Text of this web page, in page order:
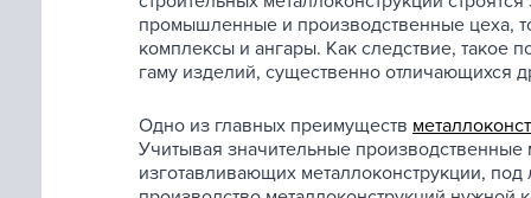
промышленные и производственные цеха,
комплексы и ангары. Как следствие, такое
гаму изделий, существенно отличающихся
Одно из главных преимуществ
Учитывая значительные
изготавливающих металлоконструкции,